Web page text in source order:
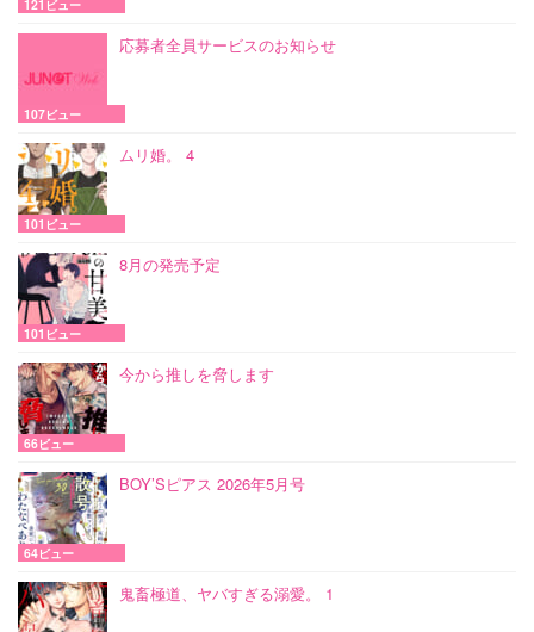
121ビュー
応募者全員サービスのお知らせ
107ビュー
ムリ婚。 4
101ビュー
8月の発売予定
101ビュー
今から推しを脅します
66ビュー
BOY’Sピアス 2026年5月号
64ビュー
鬼畜極道、ヤバすぎる溺愛。 1